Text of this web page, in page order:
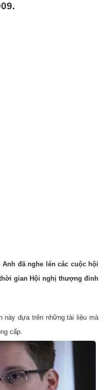
đã nghe lén các cuộc hội
gian Hội nghị thượng đỉnh
này dựa trên những tài liệu mà
cấp.